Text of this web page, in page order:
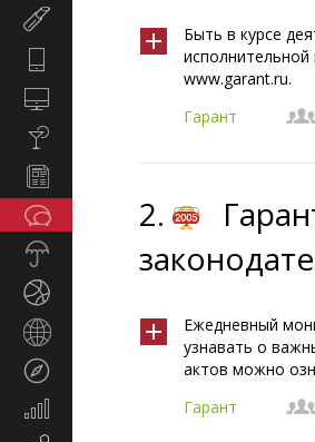
женщины
Общество
Прогноз
Быть в курсе
www.garant.ru.
Гарант
2.
Ежедневный
узнавать о
актов можно
Гарант